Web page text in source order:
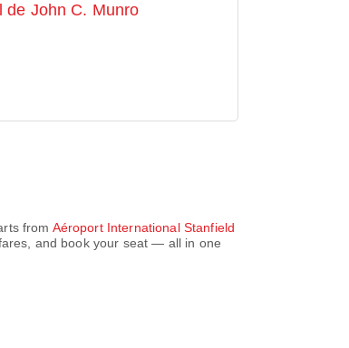
de John C. Munro
from Aéroport International Stanfield
and book your seat — all in one